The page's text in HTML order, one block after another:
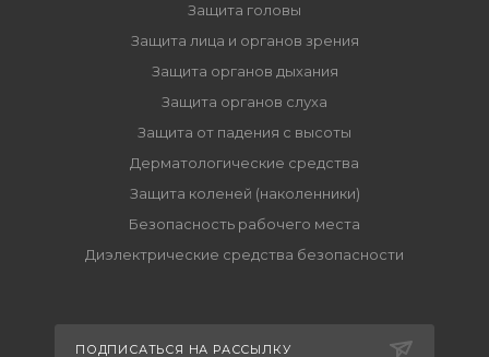
Защита головы
Защита лица и органов зрения
Защита органов дыхания
Защита органов слуха
Защита от падения с высоты
Дерматологические средства
Защита коленей (наколенники)
Безопасность рабочего места
Диэлектрические средства безопасности
ПОДПИСАТЬСЯ НА РАССЫЛКУ